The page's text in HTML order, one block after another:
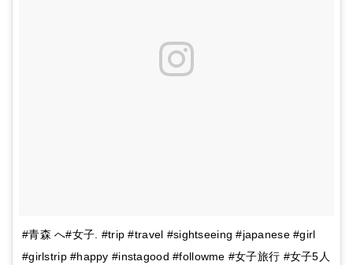
#青森 へ#女子. #trip #travel #sightseeing #japanese #girl
#girlstrip #happy #instagood #followme #女子旅行 #女子5人